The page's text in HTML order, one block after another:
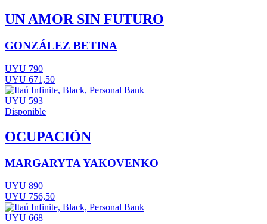
UN AMOR SIN FUTURO
GONZÁLEZ BETINA
UYU 790
UYU 671,50
UYU 593
Disponible
OCUPACIÓN
MARGARYTA YAKOVENKO
UYU 890
UYU 756,50
UYU 668